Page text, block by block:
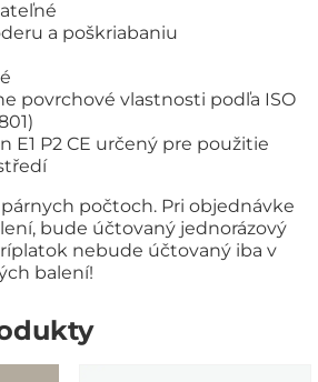
a poškriabaniu
povrchové vlastnosti podľa ISO
E1 P2 CE určený pre použitie
počtoch. Pri objednávke
bude účtovaný jednorázový
nebude účtovaný iba v
balení!